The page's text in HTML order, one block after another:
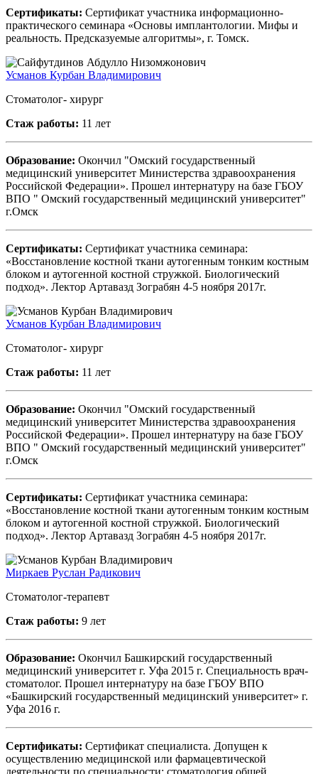
Сертификаты: Сертификат участника информационно-
практического семинара «Основы имплантологии. Мифы и
реальность. Предсказуемые алгоритмы», г. Томск.
Усманов Курбан Владимирович
Стоматолог- хирург
Стаж работы: 11 лет
Образование: Окончил "Омский государственный
медицинский университет Министерства здравоохранения
Российской Федерации». Прошел интернатуру на базе ГБОУ
ВПО " Омский государственный медицинский университет"
г.Омск
Сертификаты: Сертификат участника семинара:
«Восстановление костной ткани аутогенным тонким костным
блоком и аутогенной костной стружкой. Биологический
подход». Лектор Артавазд Зограбян 4-5 ноября 2017г.
Усманов Курбан Владимирович
Стоматолог- хирург
Стаж работы: 11 лет
Образование: Окончил "Омский государственный
медицинский университет Министерства здравоохранения
Российской Федерации». Прошел интернатуру на базе ГБОУ
ВПО " Омский государственный медицинский университет"
г.Омск
Сертификаты: Сертификат участника семинара:
«Восстановление костной ткани аутогенным тонким костным
блоком и аутогенной костной стружкой. Биологический
подход». Лектор Артавазд Зограбян 4-5 ноября 2017г.
Миркаев Руслан Радикович
Стоматолог-терапевт
Стаж работы: 9 лет
Образование: Окончил Башкирский государственный
медицинский университет г. Уфа 2015 г. Специальность врач-
стоматолог. Прошел интернатуру на базе ГБОУ ВПО
«Башкирский государственный медицинский университет» г.
Уфа 2016 г.
Сертификаты: Сертификат специалиста. Допущен к
осуществлению медицинской или фармацевтической